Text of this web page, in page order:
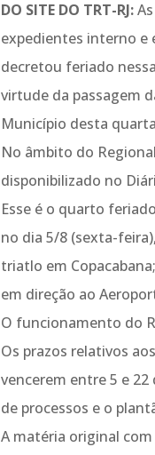
DO SITE DO TRT-RJ:
expedientes interno e
decretou feriado
virtude da passagem
Município desta
No âmbito do
disponibilizado no
Esse é o quarto
no dia 5/8 (sexta-
triatlo em
em direção ao
O funcionamento do
Os prazos relativos
vencerem entre 5 e
de processos e o
A matéria original